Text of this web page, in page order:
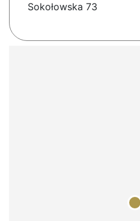
Sokołowska 73